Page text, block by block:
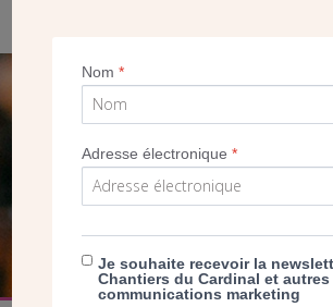
SEUL VOTRE DON
NOUS PERMET D’AGIR
Nom*
Adresse électronique*
Je souhaite recevoir la
Chantiers du Cardinal et autres
communications marketing